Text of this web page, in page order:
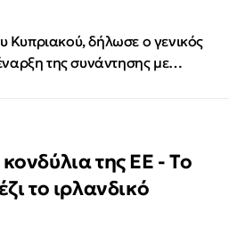
Κυπριακού, δήλωσε ο γενικός
της συνάντησης με…
της ΕΕ - Το
το ιρλανδικό